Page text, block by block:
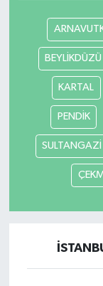
BEYLİKDÜZÜ
KARTAL
PENDİK
SULTANGAZİ